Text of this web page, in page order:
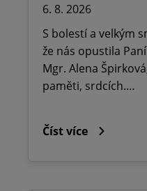
6. 8. 2026
S bolestí a velkým
že nás opustila
Mgr. Alena
paměti, srdcích.…
Číst více